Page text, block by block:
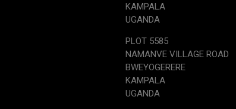
KAMPALA
UGANDA
PLOT 5585
NAMANVE VILLAGE ROAD
BWEYOGERERE
KAMPALA
UGANDA